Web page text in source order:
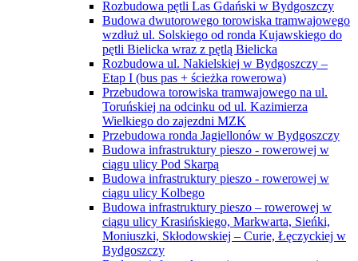
Rozbudowa pętli Las Gdański w Bydgoszczy
Budowa dwutorowego torowiska tramwajowego
wzdłuż ul. Solskiego od ronda Kujawskiego do
pętli Bielicka wraz z pętlą Bielicka
Rozbudowa ul. Nakielskiej w Bydgoszczy –
Etap I (bus pas + ścieżka rowerowa)
Przebudowa torowiska tramwajowego na ul.
Toruńskiej na odcinku od ul. Kazimierza
Wielkiego do zajezdni MZK
Przebudowa ronda Jagiellonów w Bydgoszczy
Budowa infrastruktury pieszo - rowerowej w
ciągu ulicy Pod Skarpą
Budowa infrastruktury pieszo - rowerowej w
ciągu ulicy Kolbego
Budowa infrastruktury pieszo – rowerowej w
ciągu ulicy Krasińskiego, Markwarta, Sieńki,
Moniuszki, Skłodowskiej – Curie, Łęczyckiej w
Bydgoszczy